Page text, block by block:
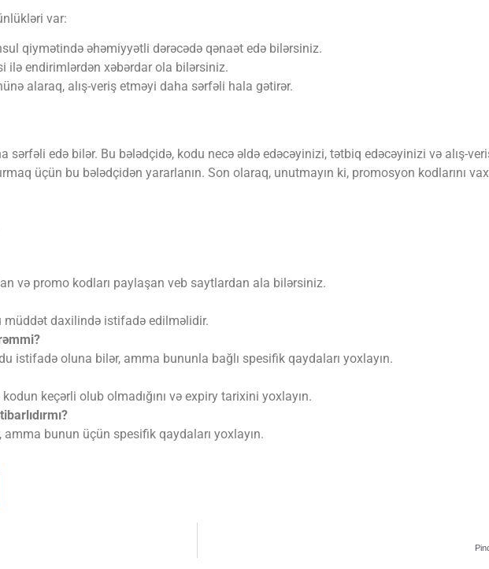
var:
qiymətində əhəmiyyətli dərəcədə qənaət edə bilərsiniz.
ilə endirimlərdən xəbərdar ola bilərsiniz.
alaraq, alış-veriş etməyi daha sərfəli hala gətirər.
edə bilər. Bu bələdçidə, kodu necə əldə edəcəyinizi, tətbiq edəcəyinizi və alış-
üçün bu bələdçidən yararlanın. Son olaraq, unutmayın ki, promosyon kodlarını
və promo kodları paylaşan veb saytlardan ala bilərsiniz.
müddət daxilində istifadə edilməlidir.
istifadə oluna bilər, amma bununla bağlı spesifik qaydaları yoxlayın.
keçərli olub olmadığını və expiry tarixini yoxlayın.
bunun üçün spesifik qaydaları yoxlayın.